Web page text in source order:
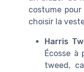
costume
choisir la
Harris
Écosse
tweed,